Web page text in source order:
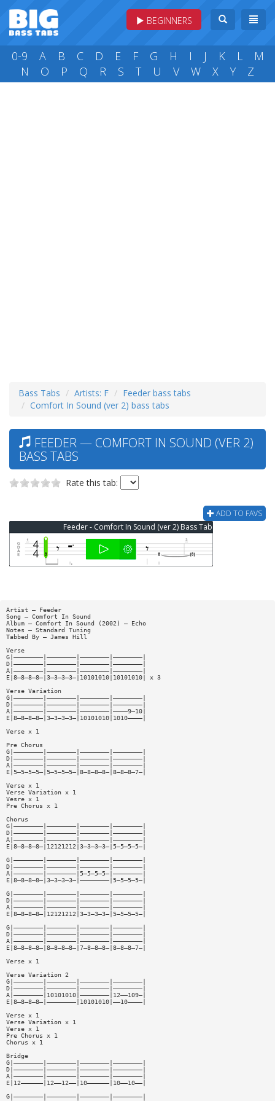
BEGINNERS
0-9 A B C D E F G H I J K L
M
N
O P Q R S T U V W X Y Z
Bass Tabs Artists: F
Feeder bass tabs
Comfort In Sound (ver 2) bass tabs
FEEDER — COMFORT IN SOUND (VER 2)
BASS TABS
Rate this tab:
ADD TO FAVS
Feeder - Comfort In Sound (ver 2) Bass Tab
Artist — Feeder
Song — Comfort In Sound
Album — Comfort In Sound (2002) — Echo
Notes — Standard Tuning
Tabbed By — James Hill
Verse
G|————————|————————|————————|————————|
D|————————|————————|————————|————————|
A|————————|————————|————————|————————|
E|8—8—8—8—|3—3—3—3—|10101010|10101010| x 3
Verse Variation
G|————————|————————|————————|————————|
D|————————|————————|————————|————————|
A|————————|————————|————————|————9—10|
E|8—8—8—8—|3—3—3—3—|10101010|1010————|
Verse x 1
Pre Chorus
G|————————|————————|————————|————————|
D|————————|————————|————————|————————|
A|————————|————————|————————|————————|
E|5—5—5—5—|5—5—5—5—|8—8—8—8—|8—8—8—7—|
Verse x 1
Verse Variation x 1
Vesre x 1
Pre Chorus x 1
Chorus
G|————————|————————|————————|————————|
D|————————|————————|————————|————————|
A|————————|————————|————————|————————|
E|8—8—8—8—|12121212|3—3—3—3—|5—5—5—5—|
G|————————|————————|————————|————————|
D|————————|————————|————————|————————|
A|————————|————————|5—5—5—5—|————————|
E|8—8—8—8—|3—3—3—3—|————————|5—5—5—5—|
G|————————|————————|————————|————————|
D|————————|————————|————————|————————|
A|————————|————————|————————|————————|
E|8—8—8—8—|12121212|3—3—3—3—|5—5—5—5—|
G|————————|————————|————————|————————|
D|————————|————————|————————|————————|
A|————————|————————|————————|————————|
E|8—8—8—8—|8—8—8—8—|7—8—8—8—|8—8—8—7—|
Verse x 1
Verse Variation 2
G|————————|————————|————————|————————|
D|————————|————————|————————|————————|
A|————————|10101010|————————|12——109—|
E|8—8—8—8—|————————|10101010|——10————|
Verse x 1
Verse Variation x 1
Verse x 1
Pre Chorus x 1
Chorus x 1
Bridge
G|————————|————————|————————|————————|
D|————————|————————|————————|————————|
A|————————|————————|————————|————————|
E|12——————|12——12——|10——————|10——10——|
G|————————|————————|————————|————————|